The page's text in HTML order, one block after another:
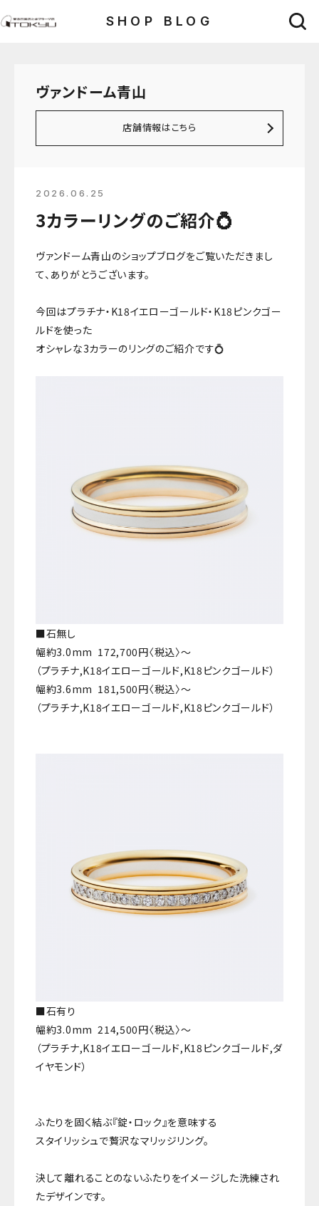
SHOP BLOG
ヴァンドーム青山
店舗情報はこちら
2026.06.25
3カラーリングのご紹介💍
ヴァンドーム青山のショップブログをご覧いただきまし
て、ありがとうございます。
今回はプラチナ・K18イエローゴールド・K18ピンクゴー
ルドを使った
オシャレな3カラーのリングのご紹介です💍
■石無し
幅約3.0mm 172,700円〈税込〉〜
（プラチナ,K18イエローゴールド,K18ピンクゴールド）
幅約3.6mm 181,500円〈税込〉〜
（プラチナ,K18イエローゴールド,K18ピンクゴールド）
■石有り
幅約3.0mm 214,500円〈税込〉〜
（プラチナ,K18イエローゴールド,K18ピンクゴールド,ダ
イヤモンド）
ふたりを固く結ぶ『錠・ロック』を意味する
スタイリッシュで贅沢なマリッジリング。
決して離れることのないふたりをイメージした洗練され
たデザインです。